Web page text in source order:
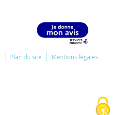
Plan du site
Mentions légales